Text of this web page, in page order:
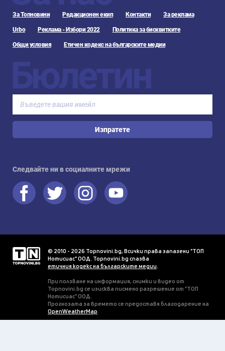
За Топновини Редакционен екип Контакти За реклама
Urbo Реклама - Избори 2022 Политика за бисквитките
Общи условия Етичен кодекс на българските медии
Бюлетин
Изпратете
Следвайте ни в социалните мрежи
© 2010 - 2026 Topnovini.bg, Всички права запазени "ТОП
Нотисиас" ООД. Topnovini.bg спазва
етичния кодекс на българските медии
При ползване на информация, снимки и видео от
Topnovini.bg се изисква писмено разрешение от "ТОП
Нотисиас" ООД.
Прогнозата за времето се предоставя благодарение на
OpenWeatherMap